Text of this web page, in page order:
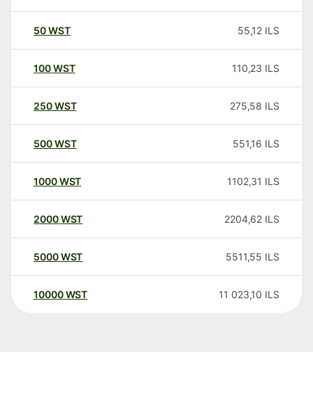
50WST 55,12 ILS
100WST 110,23 ILS
250WST 275,58 ILS
500WST 551,16 ILS
1000WST 1102,31 ILS
2000WST 2204,62 ILS
5000WST 5511,55 ILS
10000 WST 11 023,10 ILS